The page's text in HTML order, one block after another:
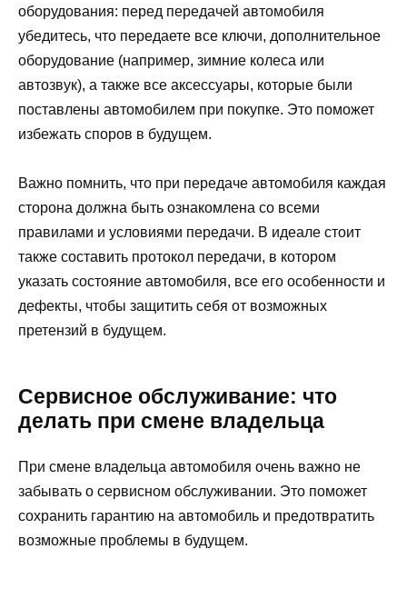
оборудования: перед передачей автомобиля
убедитесь, что передаете все ключи, дополнительное
оборудование (например, зимние колеса или
автозвук), а также все аксессуары, которые были
поставлены автомобилем при покупке. Это поможет
избежать споров в будущем.
Важно помнить, что при передаче автомобиля каждая
сторона должна быть ознакомлена со всеми
правилами и условиями передачи. В идеале стоит
также составить протокол передачи, в котором
указать состояние автомобиля, все его особенности и
дефекты, чтобы защитить себя от возможных
претензий в будущем.
Сервисное обслуживание: что
делать при смене владельца
При смене владельца автомобиля очень важно не
забывать о сервисном обслуживании. Это поможет
сохранить гарантию на автомобиль и предотвратить
возможные проблемы в будущем.